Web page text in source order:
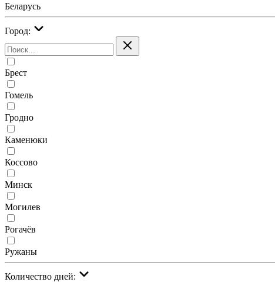
Беларусь
Город:
Брест
Гомель
Гродно
Каменюки
Коссово
Минск
Могилев
Рогачёв
Ружаны
Количество дней: